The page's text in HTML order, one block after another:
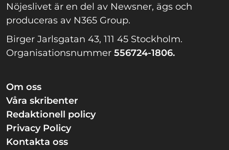
Nöjeslivet är en del av Newsner, ägs och
produceras av N365 Group.
Birger Jarlsgatan 43, 111 45 Stockholm.
Organisationsnummer 556724-1806.
Om oss
Våra skribenter
Redaktionell policy
Privacy Policy
Kontakta oss